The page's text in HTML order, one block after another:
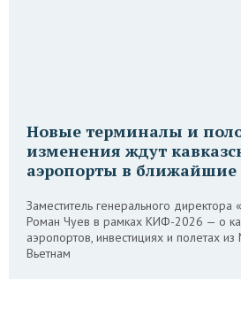
Новые терминалы и
изменения ждут
аэропорты в ближайшие
Заместитель генерального директора
Роман Чуев в рамках КИФ-2026 — о
аэропортов, инвестициях и полетах
Вьетнам